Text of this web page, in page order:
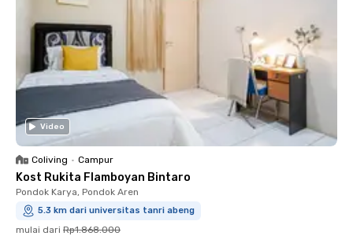
Video
Coliving • Campur
Kost Rukita Flamboyan Bintaro
Pondok Karya, Pondok Aren
5.3 km dari universitas tanri abeng
mulai dari Rp1.868.000